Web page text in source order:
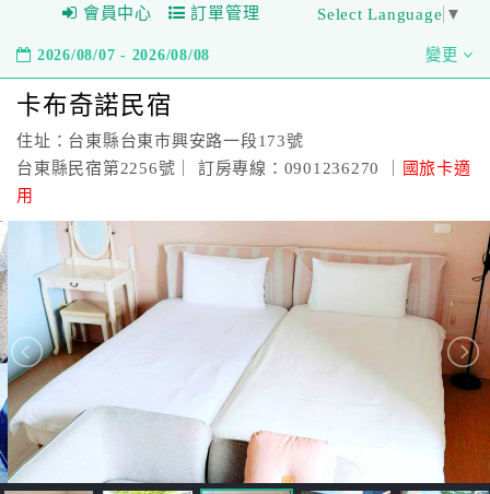
會員中心 訂單管理 Select Language ▼
2026/08/07 - 2026/08/08 變更
卡布奇諾民宿
住址：台東縣台東市興安路一段173號
台東縣民宿第2256號｜ 訂房專線：0901236270 ｜
國旅卡適
用